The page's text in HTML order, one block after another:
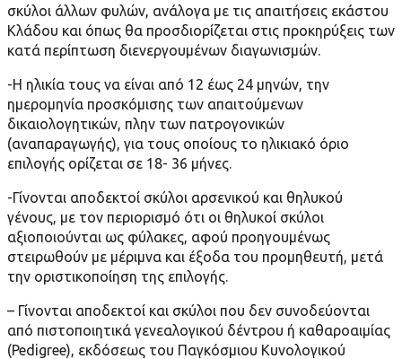
σκύλοι άλλων φυλών, ανάλογα µε τις απαιτήσεις εκάστου
Κλάδου και όπως θα προσδιορίζεται στις προκηρύξεις των
κατά περίπτωση διενεργουµένων διαγωνισµών.
-Η ηλικία τους να είναι από 12 έως 24 µηνών, την
ηµεροµηνία προσκόµισης των απαιτούµενων
δικαιολογητικών, πλην των πατρογονικών
(αναπαραγωγής), για τους οποίους το ηλικιακό όριο
επιλογής ορίζεται σε 18- 36 µήνες.
-Γίνονται αποδεκτοί σκύλοι αρσενικού και θηλυκού
γένους, µε τον περιορισµό ότι οι θηλυκοί σκύλοι
αξιοποιούνται ως φύλακες, αφού προηγουµένως
στειρωθούν µε µέριµνα και έξοδα του προµηθευτή, µετά
την οριστικοποίηση της επιλογής.
– Γίνονται αποδεκτοί και σκύλοι που δεν συνοδεύονται
από πιστοποιητικά γενεαλογικού δέντρου ή καθαροαιµίας
(Pedigree), εκδόσεως του Παγκόσµιου Κυνολογικού